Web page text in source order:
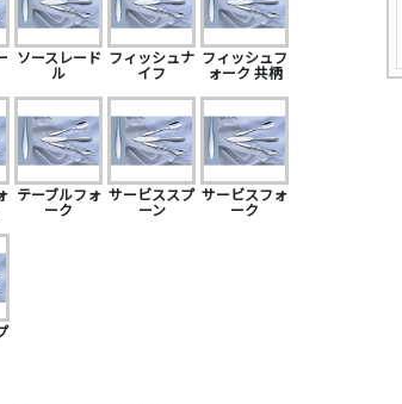
ソースレード
ル
フィッシュナ
イフ
フィッシュフ
ォーク 共柄
テーブルフォ
ーク
サービススプ
ーン
サービスフォ
ーク